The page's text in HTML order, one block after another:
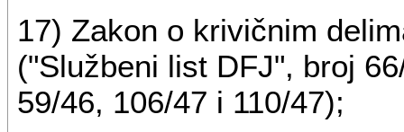
17) Zakon o krivičnim
("Službeni list DFJ", broj
59/46, 106/47 i 110/47);